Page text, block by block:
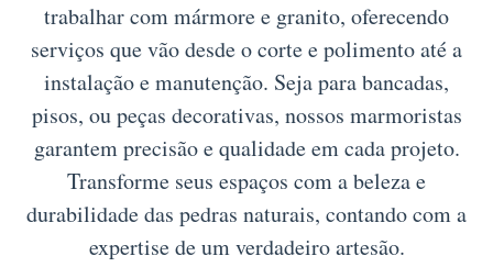
trabalhar com mármore e granito, oferecendo
serviços que vão desde o corte e polimento até a
instalação e manutenção. Seja para bancadas,
pisos, ou peças decorativas, nossos marmoristas
garantem precisão e qualidade em cada projeto.
Transforme seus espaços com a beleza e
durabilidade das pedras naturais, contando com a
expertise de um verdadeiro artesão.